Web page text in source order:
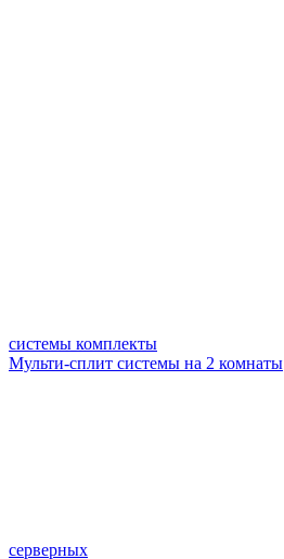
системы комплекты
Мульти-сплит системы на 2 комнаты
серверных